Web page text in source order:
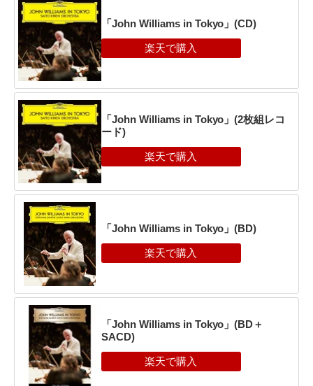
「John Williams in Tokyo」(CD)
「John Williams in Tokyo」(2枚組レコ
ード)
「John Williams in Tokyo」(BD)
「John Williams in Tokyo」(BD＋
SACD)